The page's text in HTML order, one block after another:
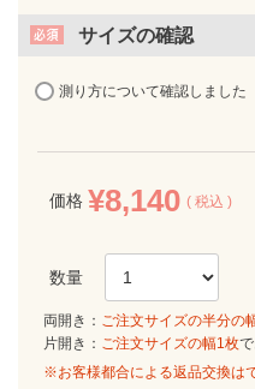
サイズの確認
測り方について確認しました
価格 ¥8,140 税込
両開き： ご注文サイズの半分の
片開き： ご注文サイズの幅1枚
※お客様都合による返品交換は